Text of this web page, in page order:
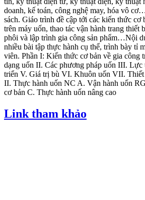
doanh, kế toán, công nghệ may, hóa vô
sách. Giáo trình đề cập tới các kiến thức cơ
trên máy uốn, thao tác vận hành trang thiết
phôi và lập trình gia công sản phẩm…Nội
nhiều bài tập thực hành cụ thể, trình bày tỉ
viên. Phần I: Kiến thức cơ bản về gia công
dạng uốn II. Các phương pháp uốn III. Lực
triển V. Giá trị bù VI. Khuôn uốn VII. Thiết
II. Thực hành uốn NC A. Vận hành uốn
cơ bản C. Thực hành uốn nâng cao
Link tham khảo